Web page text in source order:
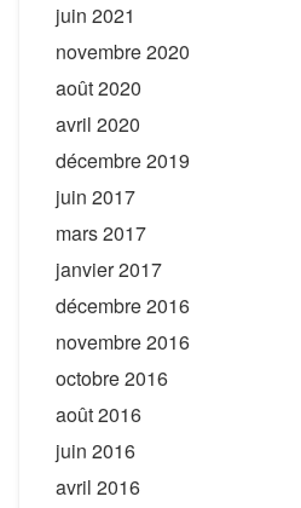
juin 2021
novembre 2020
août 2020
avril 2020
décembre 2019
juin 2017
mars 2017
janvier 2017
décembre 2016
novembre 2016
octobre 2016
août 2016
juin 2016
avril 2016